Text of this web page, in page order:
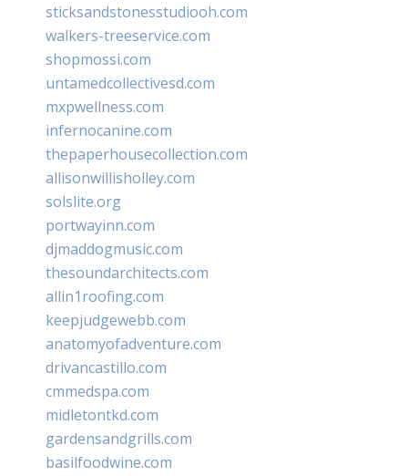
sticksandstonesstudiooh.com
walkers-treeservice.com
shopmossi.com
untamedcollectivesd.com
mxpwellness.com
infernocanine.com
thepaperhousecollection.com
allisonwillisholley.com
solslite.org
portwayinn.com
djmaddogmusic.com
thesoundarchitects.com
allin1roofing.com
keepjudgewebb.com
anatomyofadventure.com
drivancastillo.com
cmmedspa.com
midletontkd.com
gardensandgrills.com
basilfoodwine.com